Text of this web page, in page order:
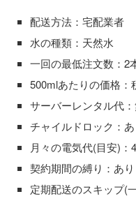
配送方法：宅配業者
水の種類：天然水
一回の最低注文数：2
500mlあたりの価格：
サーバーレンタル代
チャイルドロック：あ
月々の電気代(目安)：
契約期間の縛り：あり
定期配送のスキップ(